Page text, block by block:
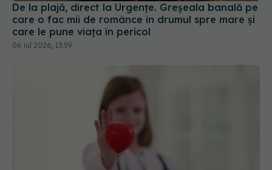
De la plajă, direct la Urgențe. Greșeala banală pe
care o fac mii de românce în drumul spre mare și
care le pune viața în pericol
06 iul 2026, 13:59